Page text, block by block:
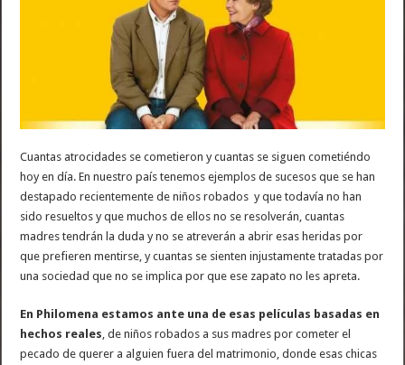
Cuantas atrocidades se cometieron y cuantas se siguen cometiéndo
hoy en día. En nuestro país tenemos ejemplos de sucesos que se han
destapado recientemente de niños robados y que todavía no han
sido resueltos y que muchos de ellos no se resolverán, cuantas
madres tendrán la duda y no se atreverán a abrir esas heridas por
que prefieren mentirse, y cuantas se sienten injustamente tratadas por
una sociedad que no se implica por que ese zapato no les apreta.
En Philomena estamos ante una de esas películas basadas en
hechos reales, de niños robados a sus madres por cometer el
pecado de querer a alguien fuera del matrimonio, donde esas chicas